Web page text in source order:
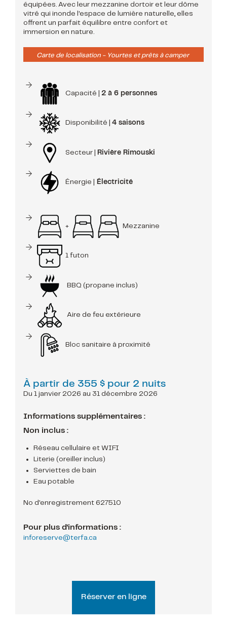
équipées. Avec leur mezzanine dortoir et leur dôme
vitré qui inonde l'espace de lumière naturelle, elles
offrent un parfait équilibre entre confort et
immersion en nature.
Carte de localisation - Yourtes et prêts à camper
Capacité | 2 à 6 personnes
Disponibilité | 4 saisons
Secteur | Rivière Rimouski
Énergie | Électricité
+ Mezzanine
1 futon
BBQ (propane inclus)
Aire de feu extérieure
Bloc sanitaire à proximité
À partir de 355 $ pour 2 nuits
Du 1 janvier 2026 au 31 décembre 2026
Informations supplémentaires :
Non inclus :
Réseau cellulaire et WIFI
Literie (oreiller inclus)
Serviettes de bain
Eau potable
No d'enregistrement 627510
Pour plus d'informations :
inforeserve@terfa.ca
Réserver en ligne